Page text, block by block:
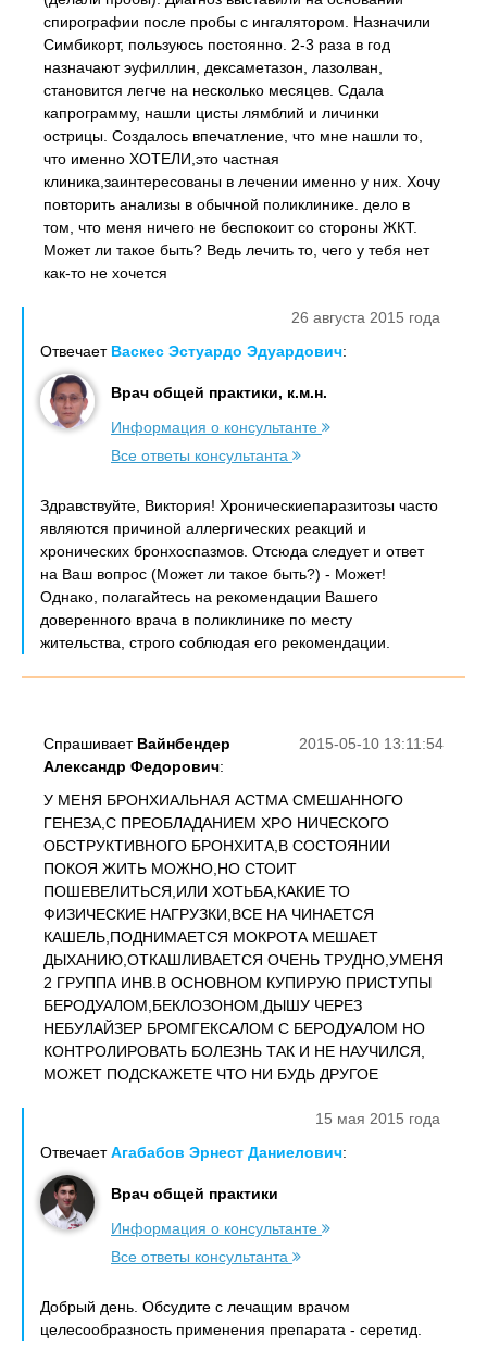
спирографии после пробы с ингалятором. Назначили
Симбикорт, пользуюсь постоянно. 2-3 раза в год
назначают эуфиллин, дексаметазон, лазолван,
становится легче на несколько месяцев. Сдала
капрограмму, нашли цисты лямблий и личинки
острицы. Создалось впечатление, что мне нашли то,
что именно ХОТЕЛИ,это частная
клиника,заинтересованы в лечении именно у них. Хочу
повторить анализы в обычной поликлинике. дело в
том, что меня ничего не беспокоит со стороны ЖКТ.
Может ли такое быть? Ведь лечить то, чего у тебя нет
как-то не хочется
26 августа 2015 года
Отвечает Васкес Эстуардо Эдуардович:
Врач общей практики, к.м.н.
Информация о консультанте
Все ответы консультанта
Здравствуйте, Виктория! Хроническиепаразитозы часто
являются причиной аллергических реакций и
хронических бронхоспазмов. Отсюда следует и ответ
на Ваш вопрос (Может ли такое быть?) - Может!
Однако, полагайтесь на рекомендации Вашего
доверенного врача в поликлинике по месту
жительства, строго соблюдая его рекомендации.
2015-05-10 13:11:54
Спрашивает Вайнбендер
Александр Федорович:
У МЕНЯ БРОНХИАЛЬНАЯ АСТМА СМЕШАННОГО
ГЕНЕЗА,С ПРЕОБЛАДАНИЕМ ХРО НИЧЕСКОГО
ОБСТРУКТИВНОГО БРОНХИТА,В СОСТОЯНИИ
ПОКОЯ ЖИТЬ МОЖНО,НО СТОИТ
ПОШЕВЕЛИТЬСЯ,ИЛИ ХОТЬБА,КАКИЕ ТО
ФИЗИЧЕСКИЕ НАГРУЗКИ,ВСЕ НА ЧИНАЕТСЯ
КАШЕЛЬ,ПОДНИМАЕТСЯ МОКРОТА МЕШАЕТ
ДЫХАНИЮ,ОТКАШЛИВАЕТСЯ ОЧЕНЬ ТРУДНО,УМЕНЯ
2 ГРУППА ИНВ.В ОСНОВНОМ КУПИРУЮ ПРИСТУПЫ
БЕРОДУАЛОМ,БЕКЛОЗОНОМ,ДЫШУ ЧЕРЕЗ
НЕБУЛАЙЗЕР БРОМГЕКСАЛОМ С БЕРОДУАЛОМ НО
КОНТРОЛИРОВАТЬ БОЛЕЗНЬ ТАК И НЕ НАУЧИЛСЯ,
МОЖЕТ ПОДСКАЖЕТЕ ЧТО НИ БУДЬ ДРУГОЕ
15 мая 2015 года
ОтвечаетАгабабов Эрнест Даниелович:
Врач общей практики
Информация о консультанте
Все ответы консультанта
Добрый день. Обсудите с лечащим врачом
целесообразность применения препарата - серетид.